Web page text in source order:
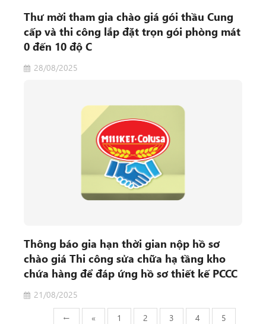
Thư mời tham gia chào giá gói thầu Cung
cấp và thi công lắp đặt trọn gói phòng mát
0 đến 10 độ C
28/08/2025
Thông báo gia hạn thời gian nộp hồ sơ
chào giá Thi công sửa chữa hạ tầng kho
chứa hàng để đáp ứng hồ sơ thiết kế PCCC
21/08/2025
← « 1 2 3 4 5